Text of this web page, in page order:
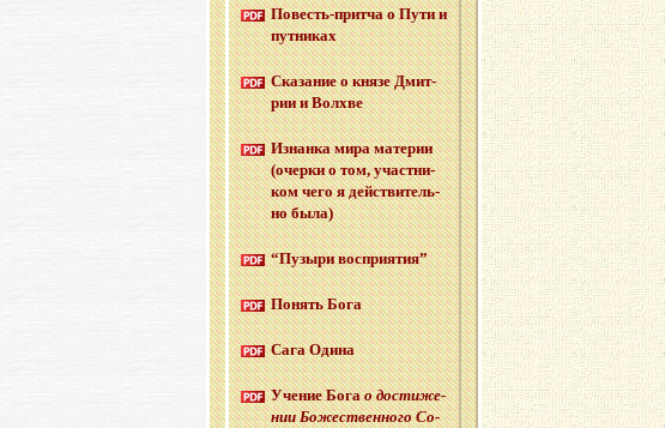
По­весть-прит­ча о Пути и
пут­ни­ках
Ска­за­ние о князе Дмит­
рии и Волх­ве
Из­нан­ка мира ма­те­рии
(очер­ки о том, участ­ни­
ком чего я дей­стви­тель­
но была)
“Пу­зы­ри вос­при­я­тия”
По­нять Бога
Сага Одина
Уче­ние Богао до­сти­же­
нии Бо­же­ствен­но­го Со­